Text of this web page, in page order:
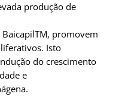
produção de
promovem
Isto
do crescimento
e